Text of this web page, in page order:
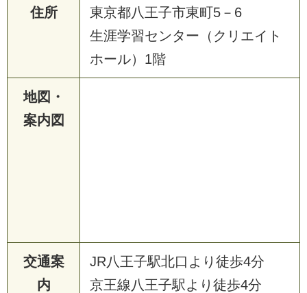
住所
東京都八王子市東町5－6
生涯学習センター（クリエイト
ホール）1階
地図・
案内図
交通案
内
JR八王子駅北口より徒歩4分
京王線八王子駅より徒歩4分